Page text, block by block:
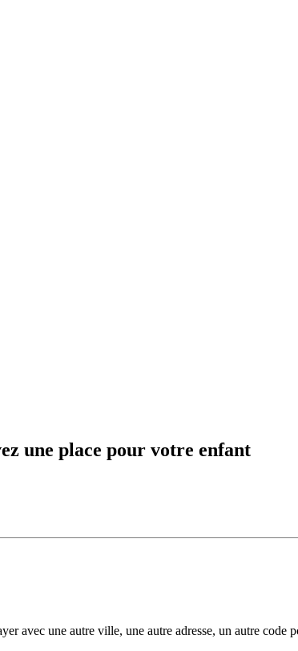
une place pour votre enfant
avec une autre ville, une autre adresse, un autre code